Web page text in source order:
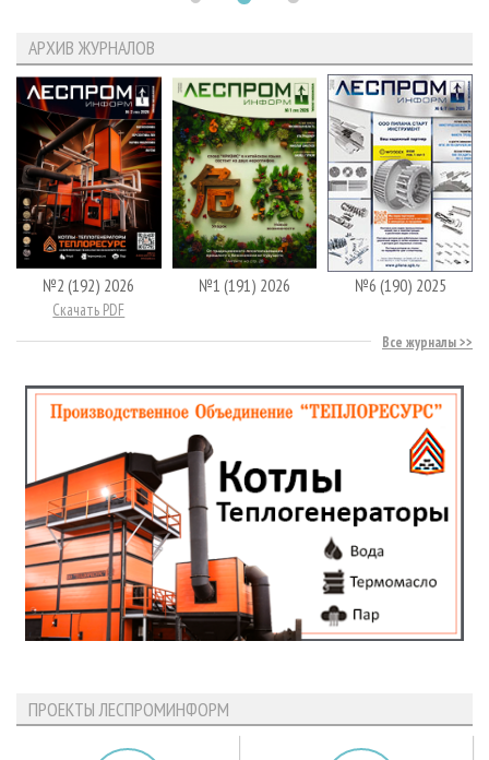
АРХИВ ЖУРНАЛОВ
№2 (192) 2026
Скачать PDF
№1 (191) 2026 №6 (190) 2025
Все журналы
ПРОЕКТЫ ЛЕСПРОМИНФОРМ